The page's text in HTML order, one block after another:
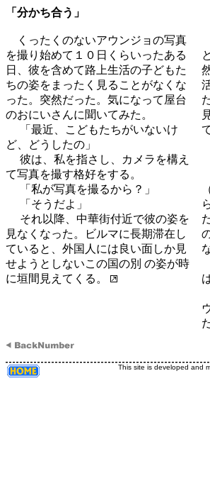
「分かち合う」
くったくのないアウンジョの写真
を撮り始めて１０日くらいったある
日、彼を含めて路上生活の子どもた
ちの姿をまったく見ることがなくな
った。突然だった。気になって屋台
のおにいさんに聞いてみた。
「最近、こどもたちがいないけ
ど、どうしたの」
彼は、私を指さし、カメラを構え
て写真を撮す格好をする。
「私が写真を撮るから？」
「そうだよ」
それ以降、中華街付近で彼の姿を
見なくなった。ビルマに長期滞在し
ていると、外国人には良い面しか見
せようとしないこの国の別 の姿が時
に垣間見えてくる。
This site is developed and